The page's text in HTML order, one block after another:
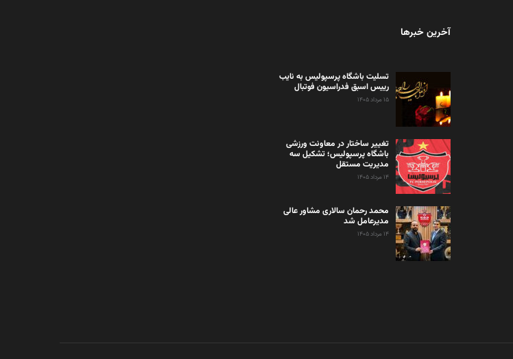
آخرین خبرها
تسلیت باشگاه پرسپولیس به نایب
رییس اسبق فدراسیون فوتبال
۱۵ مرداد ۱۴۰۵
تغییر ساختار در معاونت ورزشی
باشگاه پرسپولیس؛ تشکیل سه
مدیریت مستقل
۱۴ مرداد ۱۴۰۵
محمد رحمان سالاری مشاور عالی
مدیرعامل شد
۱۴ مرداد ۱۴۰۵